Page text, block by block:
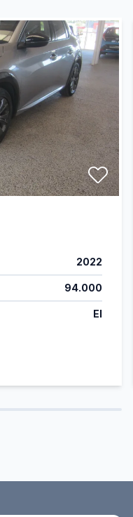
2022
94.000
El